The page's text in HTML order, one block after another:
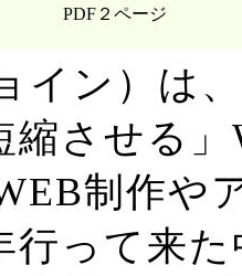
PDF２ページ
イン）は
縮させる」
制作や
行って来